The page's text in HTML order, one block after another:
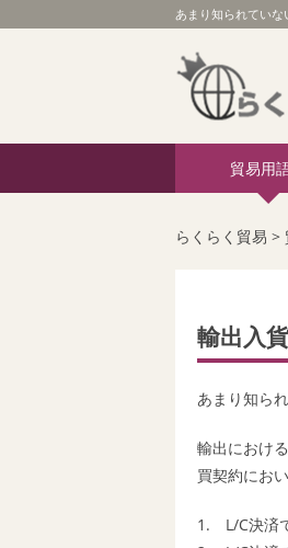
あまり知られてい
貿易用
らくらく貿易 >
輸出入
あまり知ら
輸出におけ
買契約にお
1. L/C決済